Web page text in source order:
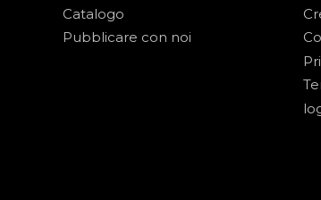
Catalogo
Pubblicare con noi